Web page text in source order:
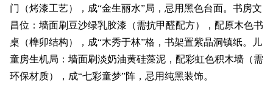
门（烤漆工艺），成“金生丽水”局，忌用黑色台面。书房文
昌位：墙面刷豆沙绿乳胶漆（需抗甲醛配方），配原木色书
桌（榫卯结构），成“木秀于林”格，书架置紫晶洞镇纸。儿
童房生机局：墙面刷淡奶油黄硅藻泥，配彩虹色积木墙（需
环保材质），成“七彩童梦”阵，忌用纯黑装饰。